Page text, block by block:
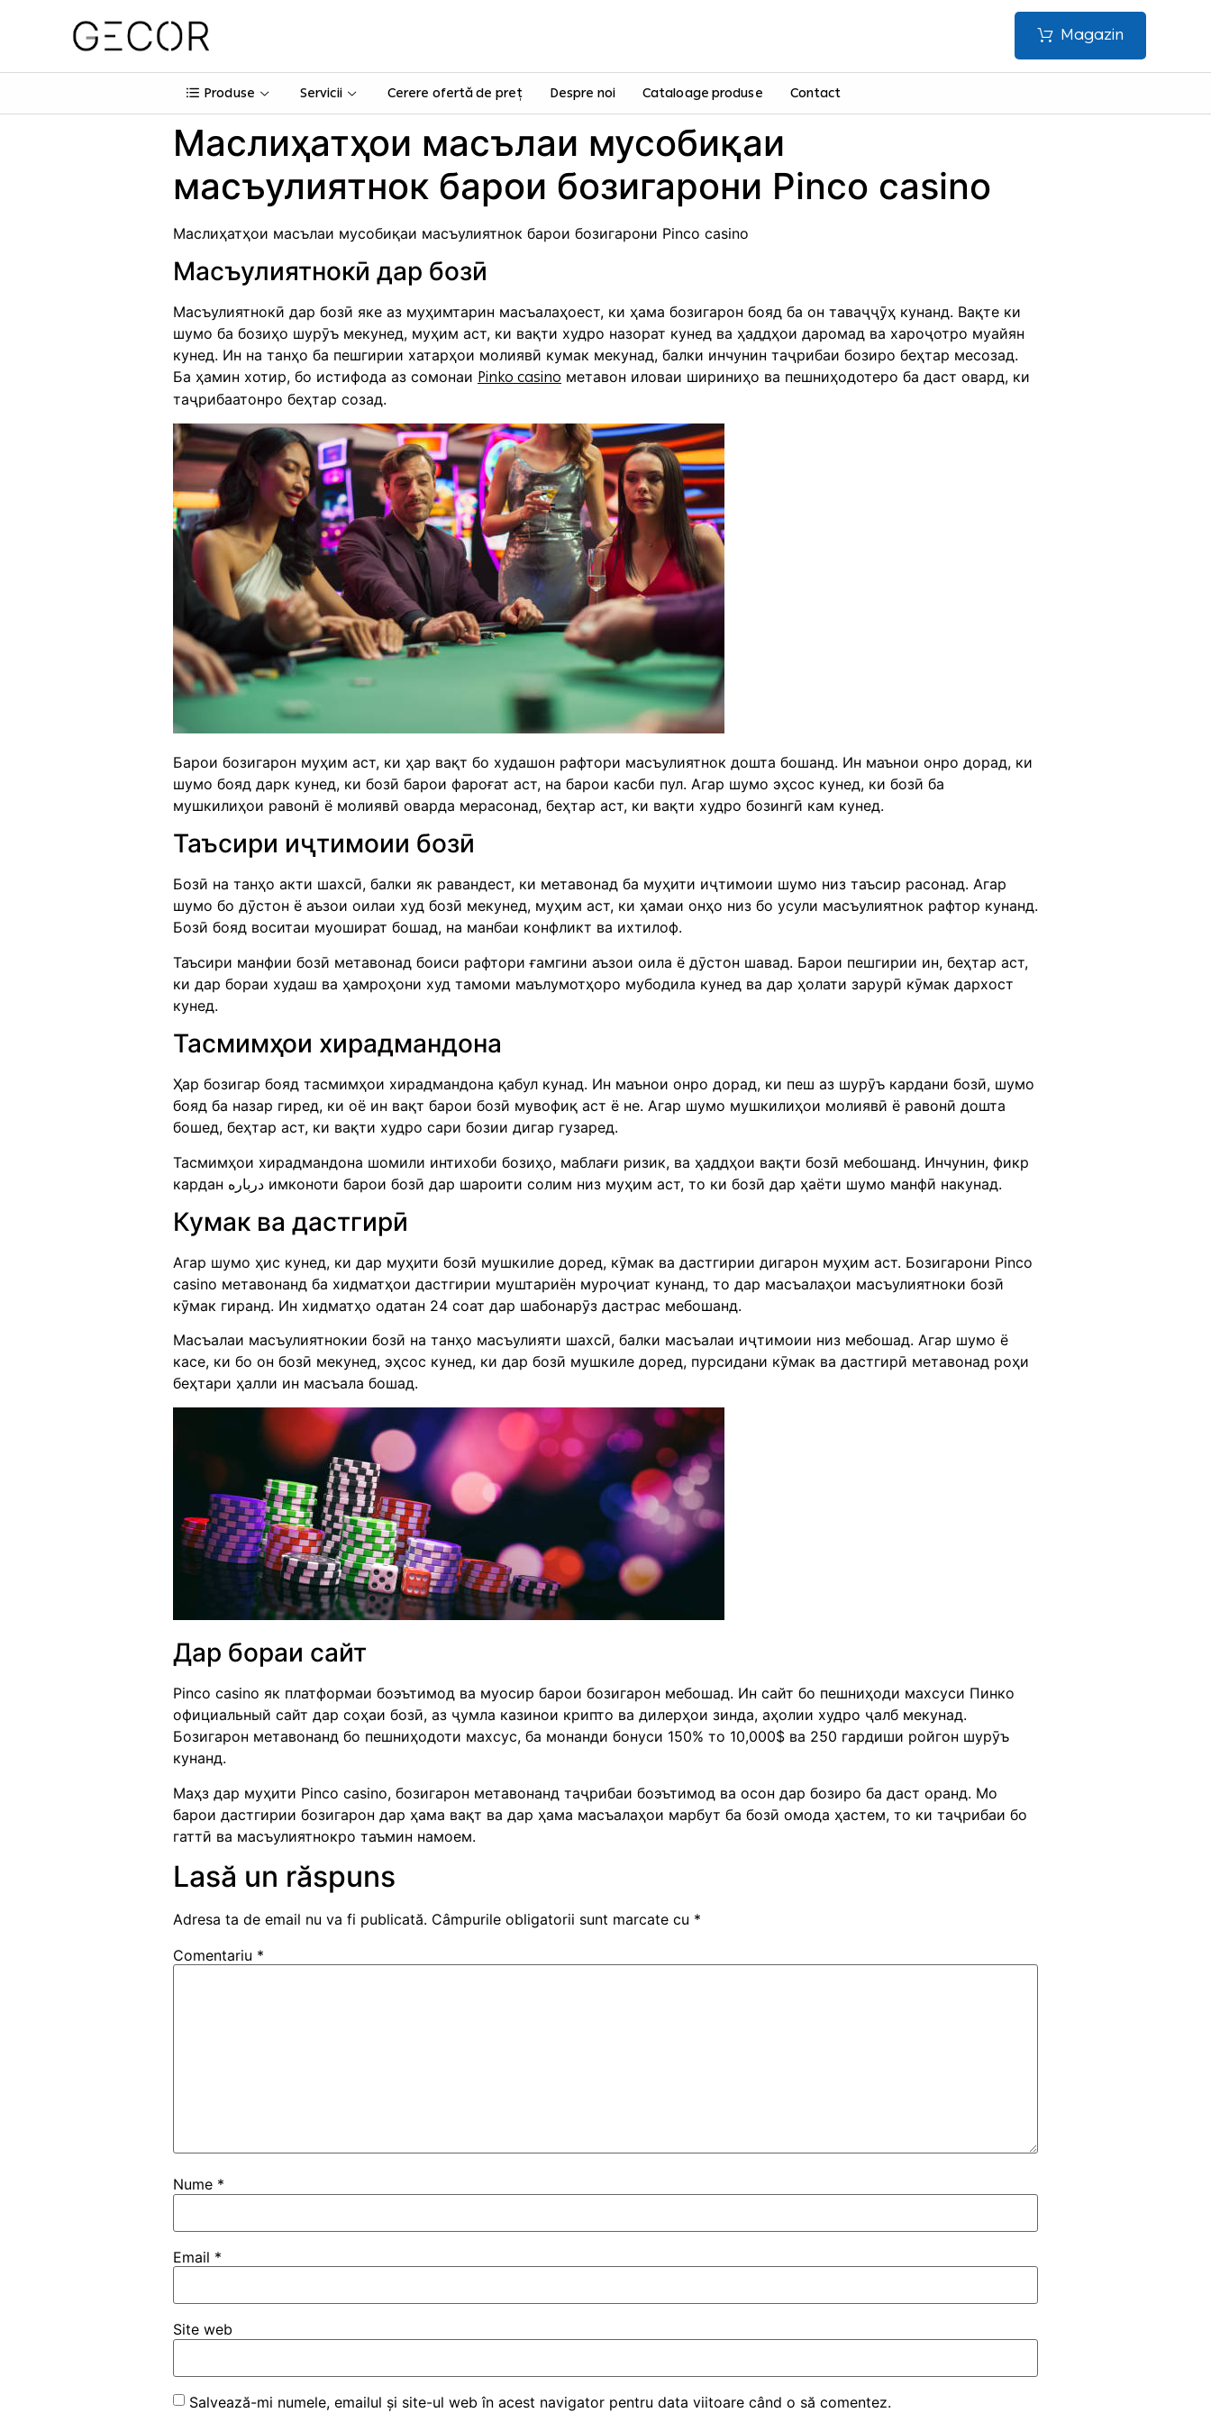
Magazin
Produse Servicii Cerere ofertă de preț Despre noi Cataloage produse Contact
Маслиҳатҳои масълаи мусобиқаи
масъулиятнок барои бозигарони Pinco casino
Маслиҳатҳои масълаи мусобиқаи масъулиятнок барои бозигарони Pinco casino
Масъулиятнокӣ дар бозӣ
Масъулиятнокӣ дар бозӣ яке аз муҳимтарин масъалаҳоест, ки ҳама бозигарон бояд ба он таваҷҷӯҳ кунанд. Вақте ки
шумо ба бозиҳо шурӯъ мекунед, муҳим аст, ки вақти худро назорат кунед ва ҳаддҳои даромад ва хароҷотро муайян
кунед. Ин на танҳо ба пешгирии хатарҳои молиявӣ кумак мекунад, балки инчунин таҷрибаи бозиро беҳтар месозад.
Ба ҳамин хотир, бо истифода аз сомонаи Pinko casino метавон иловаи шириниҳо ва пешниҳодотеро ба даст овард, ки
таҷрибаатонро беҳтар созад.
Барои бозигарон муҳим аст, ки ҳар вақт бо худашон рафтори масъулиятнок дошта бошанд. Ин маънои онро дорад, ки
шумо бояд дарк кунед, ки бозӣ барои фароғат аст, на барои касби пул. Агар шумо эҳсос кунед, ки бозӣ ба
мушкилиҳои равонӣ ё молиявӣ оварда мерасонад, беҳтар аст, ки вақти худро бозингӣ кам кунед.
Таъсири иҷтимоии бозӣ
Бозӣ на танҳо акти шахсӣ, балки як равандест, ки метавонад ба муҳити иҷтимоии шумо низ таъсир расонад. Агар
шумо бо дӯстон ё аъзои оилаи худ бозӣ мекунед, муҳим аст, ки ҳамаи онҳо низ бо усули масъулиятнок рафтор кунанд.
Бозӣ бояд воситаи муошират бошад, на манбаи конфликт ва ихтилоф.
Таъсири манфии бозӣ метавонад боиси рафтори ғамгини аъзои оила ё дӯстон шавад. Барои пешгирии ин, беҳтар аст,
ки дар бораи худаш ва ҳамроҳони худ тамоми маълумотҳоро мубодила кунед ва дар ҳолати зарурӣ кӯмак дархост
кунед.
Тасмимҳои хирадмандона
Ҳар бозигар бояд тасмимҳои хирадмандона қабул кунад. Ин маънои онро дорад, ки пеш аз шурӯъ кардани бозӣ, шумо
бояд ба назар гиред, ки оё ин вақт барои бозӣ мувофиқ аст ё не. Агар шумо мушкилиҳои молиявӣ ё равонӣ дошта
бошед, беҳтар аст, ки вақти худро сари бозии дигар гузаред.
Тасмимҳои хирадмандона шомили интихоби бозиҳо, маблағи ризик, ва ҳаддҳои вақти бозӣ мебошанд. Инчунин, фикр
кардан درباره имконоти барои бозӣ дар шароити солим низ муҳим аст, то ки бозӣ дар ҳаёти шумо манфӣ накунад.
Кумак ва дастгирӣ
Агар шумо ҳис кунед, ки дар муҳити бозӣ мушкилие доред, кӯмак ва дастгирии дигарон муҳим аст. Бозигарони Pinco
casino метавонанд ба хидматҳои дастгирии муштариён муроҷиат кунанд, то дар масъалаҳои масъулиятноки бозӣ
кӯмак гиранд. Ин хидматҳо одатан 24 соат дар шабонарӯз дастрас мебошанд.
Масъалаи масъулиятнокии бозӣ на танҳо масъулияти шахсӣ, балки масъалаи иҷтимоии низ мебошад. Агар шумо ё
касе, ки бо он бозӣ мекунед, эҳсос кунед, ки дар бозӣ мушкиле доред, пурсидани кӯмак ва дастгирӣ метавонад роҳи
беҳтари ҳалли ин масъала бошад.
Дар бораи сайт
Pinco casino як платформаи боэътимод ва муосир барои бозигарон мебошад. Ин сайт бо пешниҳоди махсуси Пинко
официальный сайт дар соҳаи бозӣ, аз ҷумла казинои крипто ва дилерҳои зинда, аҳолии худро ҷалб мекунад.
Бозигарон метавонанд бо пешниҳодоти махсус, ба монанди бонуси 150% то 10,000$ ва 250 гардиши ройгон шурӯъ
кунанд.
Маҳз дар муҳити Pinco casino, бозигарон метавонанд таҷрибаи боэътимод ва осон дар бозиро ба даст оранд. Мо
барои дастгирии бозигарон дар ҳама вақт ва дар ҳама масъалаҳои марбут ба бозӣ омода ҳастем, то ки таҷрибаи бо
гаттӣ ва масъулиятнокро таъмин намоем.
Lasă un răspuns
Adresa ta de email nu va fi publicată. Câmpurile obligatorii sunt marcate cu *
Comentariu *
Nume *
Email *
Site web
Salvează-mi numele, emailul și site-ul web în acest navigator pentru data viitoare când o să comentez.